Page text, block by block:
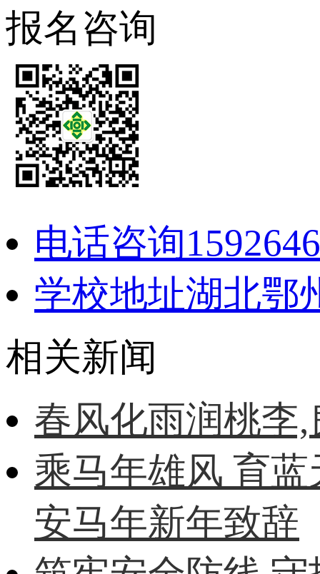
报名咨询
电话咨询
学校地址湖北鄂
相关新闻
春风化雨润桃李
乘马年雄风 育
安马年新年致辞